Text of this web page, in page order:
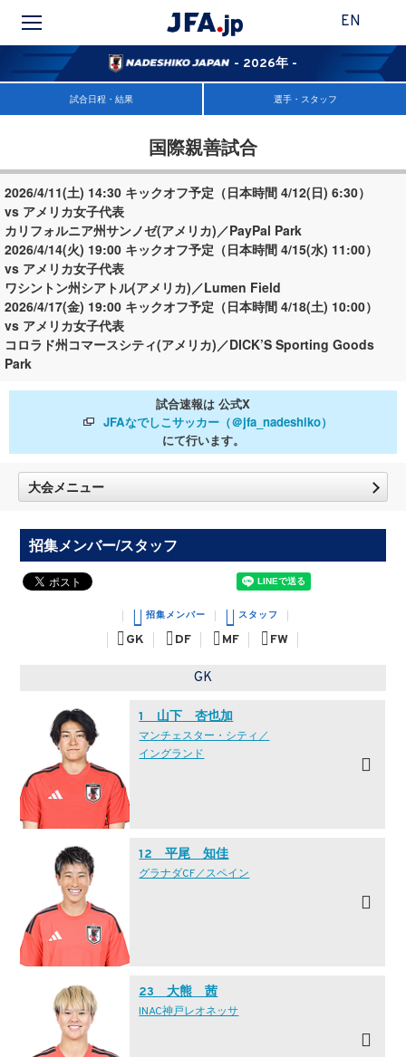
EN
- 2026年 -
試合日程・結果 選手・スタッフ
国際親善試合
2026/4/11(土) 14:30 キックオフ予定（日本時間 4/12(日) 6:30）
vs アメリカ女子代表
カリフォルニア州サンノゼ(アメリカ)／PayPal Park
2026/4/14(火) 19:00 キックオフ予定（日本時間 4/15(水) 11:00）
vs アメリカ女子代表
ワシントン州シアトル(アメリカ)／Lumen Field
2026/4/17(金) 19:00 キックオフ予定（日本時間 4/18(土) 10:00）
vs アメリカ女子代表
コロラド州コマースシティ(アメリカ)／DICK’S Sporting Goods
Park
試合速報は 公式X
JFAなでしこサッカー（＠jfa_nadeshiko）
にて行います。
大会メニュー
招集メンバー/スタッフ
招集メンバー スタッフ
GK DF MF FW
GK
1 山下 杏也加
マンチェスター・シティ／
イングランド
12 平尾 知佳
グラナダCF／スペイン
23 大熊 茜
INAC神戸レオネッサ